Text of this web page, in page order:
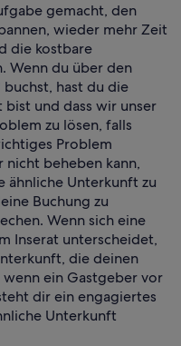
gemacht, den
wieder mehr Zeit
die kostbare
Wenn du über den
buchst, hast du die
bist und dass wir unser
zu lösen, falls
Problem
nicht beheben kann,
ähnliche Unterkunft zu
Buchung zu
Wenn sich eine
Inserat unterscheidet,
die deinen
ein Gastgeber vor
dir ein engagiertes
Unterkunft